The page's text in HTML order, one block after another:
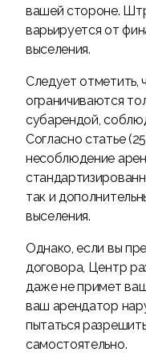
вашей стороне.
варьируется от
выселения.
Следует отметить,
ограничиваются
субарендой,
Согласно статье
несоблюдение
так и
выселения.
Однако, если вы
договора, Центр
даже не примет
ваш арендатор
пытаться
самостоятельно.